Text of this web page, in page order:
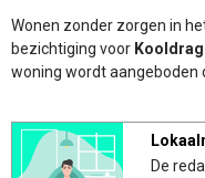
Wonen zonder zorgen in
bezichtiging voor
woning wordt aangeboden
De